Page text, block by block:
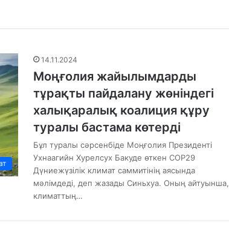
14.11.2024
Моңғолия жайылымдарды
тұрақты пайдалану жөніндегі
халықаралық коалиция құру
туралы бастама көтерді
Бұл туралы сәрсенбіде Моңғолия Президенті
Ухнаагийн Хурелсух Бакуде өткен СOP29
Дүниежүзілік климат саммитінің аясында
мәлімдеді, деп жазады Синьхуа. Оның айтуынша,
климаттың…